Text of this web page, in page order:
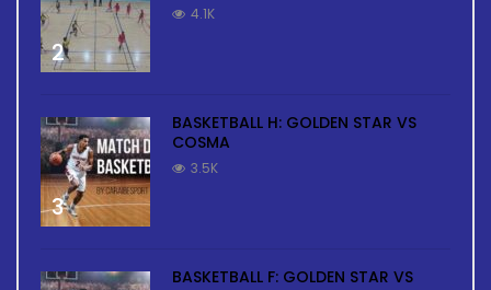
2
4.1K
3
BASKETBALL H: GOLDEN STAR VS
COSMA
3.5K
BASKETBALL F: GOLDEN STAR VS